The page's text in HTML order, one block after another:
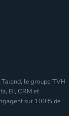
le groupe TVH
BI, CRM et
sur 100% de